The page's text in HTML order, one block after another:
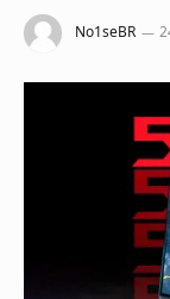
No1seBR